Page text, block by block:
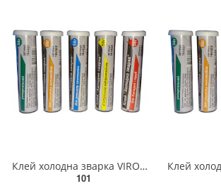
Клей холодна зварка VIROK, Для ремонту автомобіля, 58г. [36/180] 16V022
101